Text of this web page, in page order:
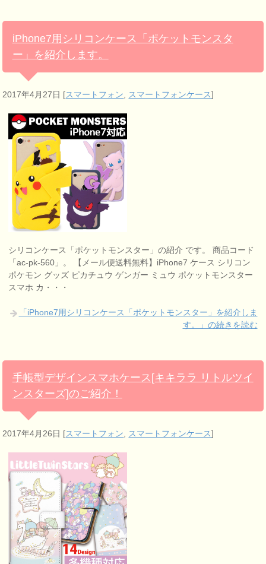
iPhone7用シリコンケース「ポケットモンスタ
ー」を紹介します。
2017年4月27日 [スマートフォン スマートフォンケース]
シリコンケース「ポケットモンスター」の紹介 です。 商品コード
「ac-pk-560」。 【メール便送料無料】iPhone7 ケース シリコン
ポケモン グッズ ピカチュウ ゲンガー ミュウ ポケットモンスター
スマホ カ・・・
「iPhone7用シリコンケース「ポケットモンスター」を紹介しま
す。」の続きを読む
手帳型デザインスマホケース[キキララ リトルツイ
ンスターズ]のご紹介！
2017年4月26日 [スマートフォン スマートフォンケース]